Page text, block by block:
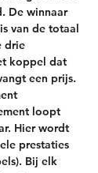
De winnaar
van de totaal
drie
koppel dat
een prijs.
loopt
Hier wordt
prestaties
Bij elk